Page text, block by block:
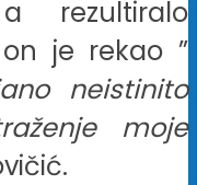
rezultiralo
je rekao ”
neistinito
moje